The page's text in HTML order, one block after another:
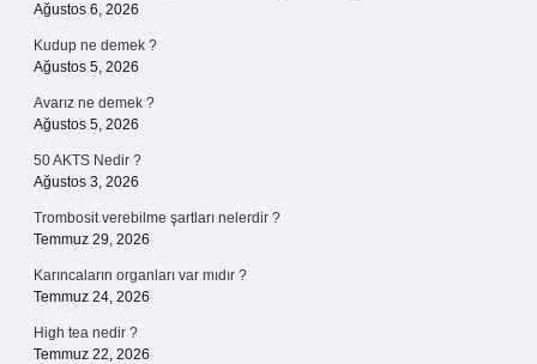
Ağustos 6, 2026
Kudup ne demek ?
Ağustos 5, 2026
Avarız ne demek ?
Ağustos 5, 2026
50 AKTS Nedir ?
Ağustos 3, 2026
Trombosit verebilme şartları nelerdir ?
Temmuz 29, 2026
Karıncaların organları var mıdır ?
Temmuz 24, 2026
High tea nedir ?
Temmuz 22, 2026